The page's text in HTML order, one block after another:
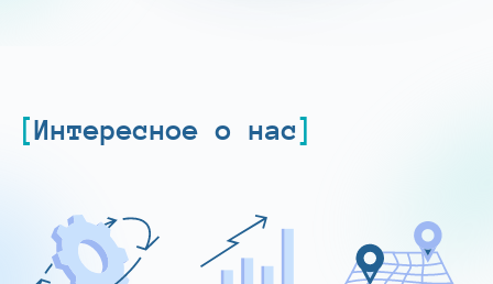
Интересное о нас